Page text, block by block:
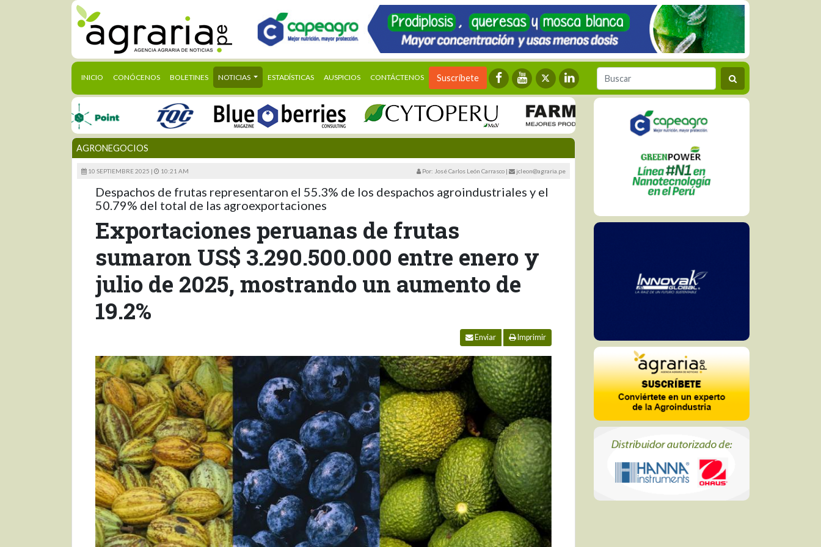
INICIO (CURRENT)
CONÓCENOS BOLETINES NOTICIAS ESTADÍSTICAS AUSPICIOS CONTÁCTENOS Suscríbete
AGRONEGOCIOS
10 SEPTIEMBRE 2025 | 10:21 AM Por: José Carlos León Carrasco | jcleon@agraria.pe
Despachos de frutas representaron el 55.3% de los despachos agroindustriales y el
50.79% del total de las agroexportaciones
Exportaciones peruanas de frutas
sumaron US$ 3.290.500.000 entre enero y
julio de 2025, mostrando un aumento de
19.2%
Enviar Imprimir